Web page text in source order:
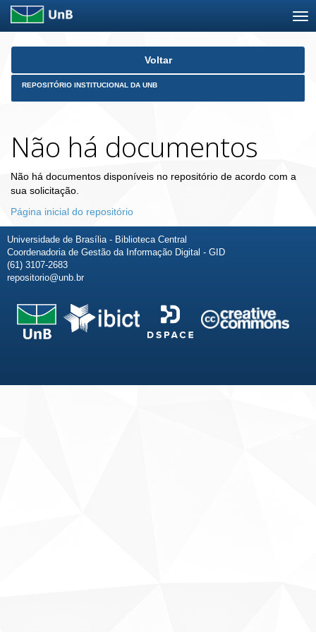
Skip
Voltar
REPOSITÓRIO INSTITUCIONAL DA UNB
Não há documentos
Não há documentos disponíveis no repositório de acordo com a
sua solicitação.
Página inicial do repositório
Universidade de Brasília - Biblioteca Central
Coordenadoria de Gestão da Informação Digital - GID
(61) 3107-2683
repositorio@unb.br